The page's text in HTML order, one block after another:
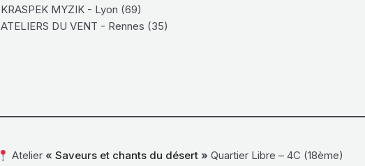
KRASPEK MYZIK - Lyon (69)
ATELIERS DU VENT - Rennes (35)
Atelier«Saveurs et chants du désert » Quartier Libre – 4C (18ème)